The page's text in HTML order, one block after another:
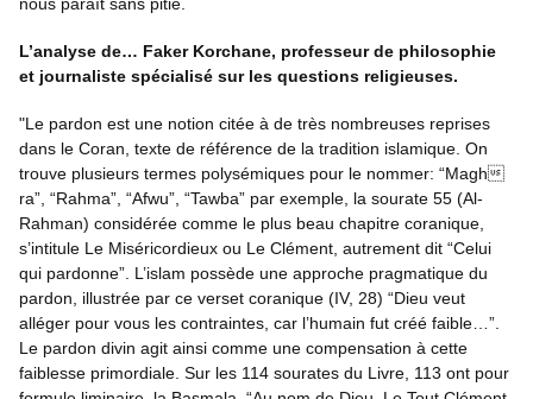
L’analyse de… Faker Korchane, professeur de philosophie
et journaliste spécialisé sur les questions religieuses.
"Le pardon est une notion citée à de très nombreuses reprises
dans le Coran, texte de référence de la tradition islamique. On
trouve plusieurs termes polysémiques pour le nommer: “Magh
ra”, “Rahma”, “Afwu”, “Tawba” par exemple, la sourate 55 (Al-
Rahman) considérée comme le plus beau chapitre coranique,
s’intitule Le Miséricordieux ou Le Clément, autrement dit “Celui
qui pardonne”. L’islam possède une approche pragmatique du
pardon, illustrée par ce verset coranique (IV, 28) “Dieu veut
alléger pour vous les contraintes, car l’humain fut créé faible…”.
Le pardon divin agit ainsi comme une compensation à cette
faiblesse primordiale. Sur les 114 sourates du Livre, 113 ont pour